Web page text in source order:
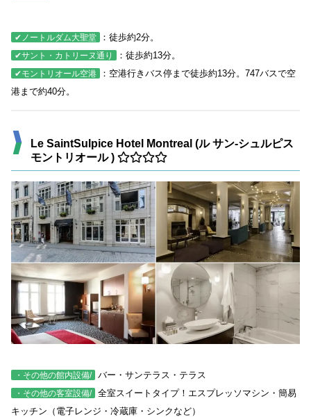
✔ノートルダム大聖堂 ：徒歩約2分。
✔サント・カトリーヌ通り ：徒歩約13分。
✔モントリオール空港
：空港行きバス停まで徒歩約13分。747バスで空
港まで約40分。
Le SaintSulpice Hotel Montreal (ル サン-シュルピス
モントリオール )
・その他の館内設備/ バー・サンテラス・テラス
・その他の客室設備/
全室スイートタイプ！エスプレッソマシン・簡易
キッチン（電子レンジ・冷蔵庫・シンクなど）